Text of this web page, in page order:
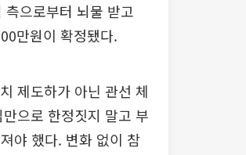
으로부터 뇌물 받고
만원이 확정됐다.
제도하가 아닌 관선 체
으로 한정짓지 말고 부
야 했다. 변화 없이 참